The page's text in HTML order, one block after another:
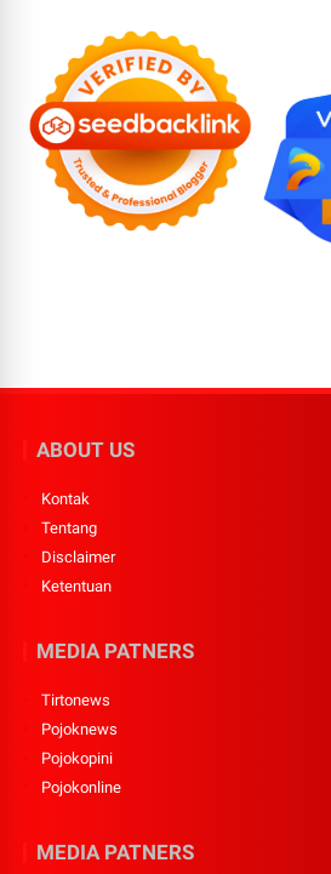
ABOUT US
Kontak
Tentang
Disclaimer
Ketentuan
MEDIA PATNERS
Tirtonews
Pojoknews
Pojokopini
Pojokonline
MEDIA PATNERS